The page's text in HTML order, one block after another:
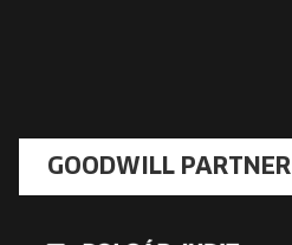
GOODWILL PARTNER